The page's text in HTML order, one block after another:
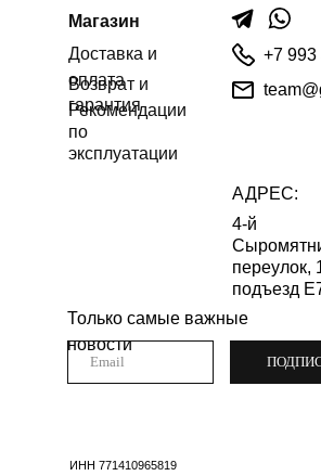
+7 993
Только самые важные
новости
4-й
переулок,
подъезд
АДРЕС:
Магазин
ИНН 771410965819
Рекомендации
по
эксплуатации
Доставка и
оплата
Возврат и
гарантия